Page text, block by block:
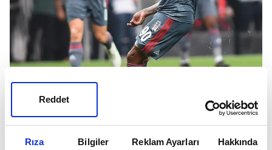
Rıza Bilgiler Reklam Ayarları Hakkında
Reddet